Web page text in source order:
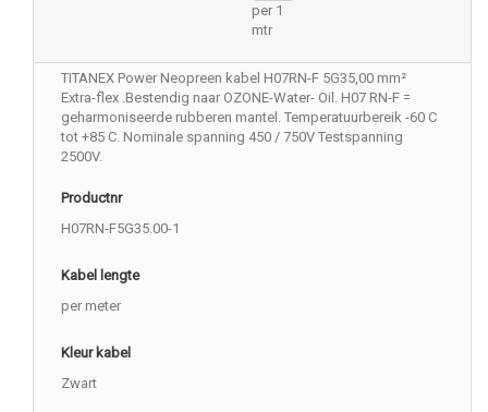
per 1
mtr
TITANEX Power Neopreen kabel H07RN-F 5G35,00 mm²
Extra-flex .Bestendig naar OZONE-Water- Oil. H07 RN-F =
geharmoniseerde rubberen mantel. Temperatuurbereik -60 C
tot +85 C. Nominale spanning 450 / 750V Testspanning
2500V.
Productnr
H07RN-F5G35.00-1
Kabel lengte
per meter
Kleur kabel
Zwart